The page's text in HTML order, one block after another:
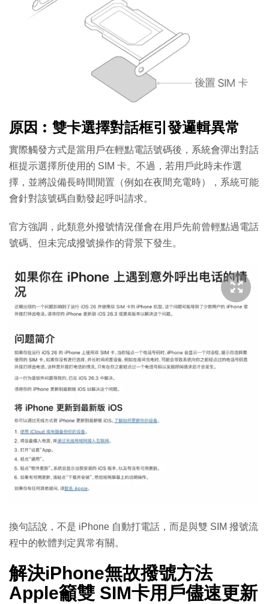
原因︰雙卡選擇對話框引發邏輯異常
實際觸發方式是當用戶在輕點電話號碼後，系統會彈出對話
框提示選擇所使用的 SIM 卡。不過，若用戶此時未作選
擇，並將設備長時間閒置（例如在夜間充電時），系統可能
會針對該號碼自動發起呼叫請求。
官方強調，此類意外撥號情況僅會在用戶先前曾輕點過電話
號碼、但未完成撥號操作的背景下發生。
換句話說，不是 iPhone 自動打電話，而是與雙 SIM 撥號流
程中的軟體判定異常有關。
解決iPhone無故撥號方法
Apple籲雙 SIM卡用戶儘速更新